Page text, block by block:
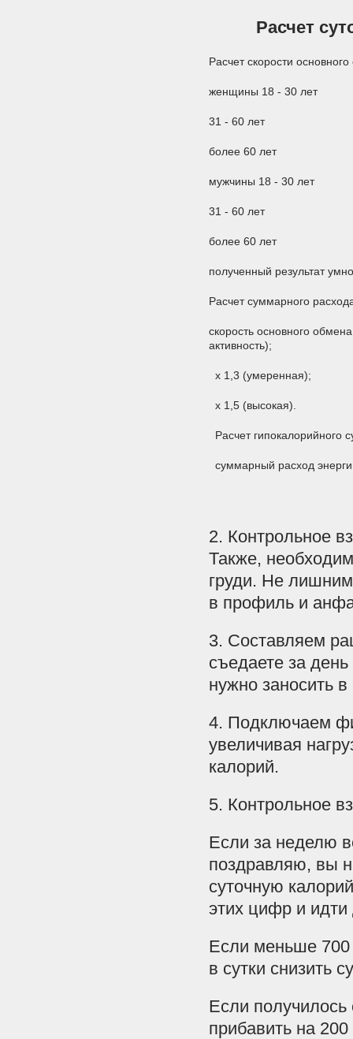
Расчет
Расчет
женщины 18 - 30 лет
31 - 60 лет
более 60 лет
мужчины 18 - 30 лет
31 - 60 лет
более 60 лет
полученный результат
Расчет
скорость основного
x 1,3
x 1,5
Расчет
суммарный расход
2. Контрольное
Также,
груди. Не
в профиль и
3. Составляем
съедаете за
нужно заносить
4. Подключаем
увеличивая
калорий.
5. Контрольное
Если за неделю
поздравляю, вы
суточную
этих цифр и
Если меньше 700
в сутки снизить
Если
прибавить на